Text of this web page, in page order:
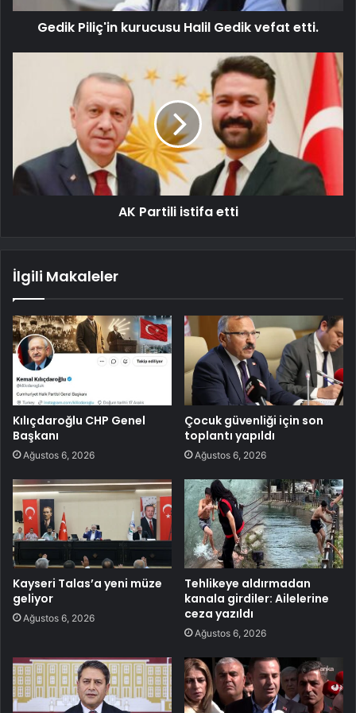
Gedik Piliç'in kurucusu Halil Gedik vefat etti.
AK Partili istifa etti
İlgili Makaleler
Kılıçdaroğlu CHP Genel
Başkanı
Ağustos 6, 2026
Çocuk güvenliği için son
toplantı yapıldı
Ağustos 6, 2026
Kayseri Talas’a yeni müze
geliyor
Ağustos 6, 2026
Tehlikeye aldırmadan
kanala girdiler: Ailelerine
ceza yazıldı
Ağustos 6, 2026